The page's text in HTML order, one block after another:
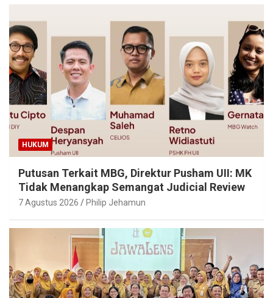
HUKUM
Putusan Terkait MBG, Direktur Pusham UII: MK
Tidak Menangkap Semangat Judicial Review
7 Agustus 2026 Philip Jehamun